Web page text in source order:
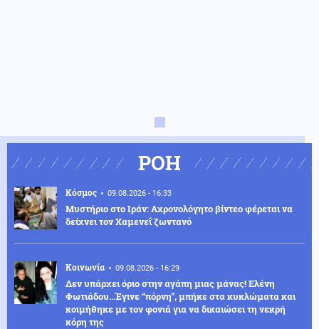
ΡΟΗ
Κόσμος 09.08.2026 - 16:33
Μυστήριο στο Ιράν: Αχρονολόγητο βίντεο φέρεται να
δείχνει τον Χαμενεΐ ζωντανό
Κοινωνία 09.08.2026 - 16:29
Δεν υπάρχει όριο στην αγάπη μιας μάνας! Ελένη
Φωτιάδου...Έγινε “πόρνη”, μπήκε στα κυκλώματα και
κοιμήθηκε με τον φονιά για να δικαιώσει τη νεκρή
κόρη της